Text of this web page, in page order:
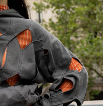
Оплата и доставка